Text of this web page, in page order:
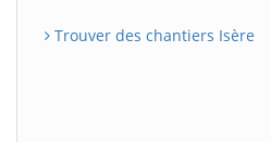
Trouver des chantiers Isère